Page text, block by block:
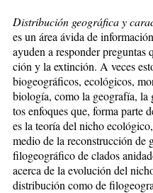
Distribución geográfica y
es un área ávida de
ayuden a responder
ción y la extinción. A veces
biogeográficos, ecológicos,
biología, como la geografía,
tos enfoques que, forma parte
es la teoría del nicho
medio de la re­cons­trucción de
filogeográfico de clados
acerca de la evolución del
dis­tri­bu­ción como de filogeo